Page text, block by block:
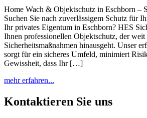
Home Wach & Objektschutz in Eschborn –
Suchen Sie nach zuverlässigem Schutz für
Ihr privates Eigentum in Eschborn? HES
Ihnen professionellen Objektschutz, der weit
Sicherheitsmaßnahmen hinausgeht. Unser
sorgt für ein sicheres Umfeld, minimiert
Gewissheit, dass Ihr […]
mehr erfahren...
Kontaktieren Sie uns